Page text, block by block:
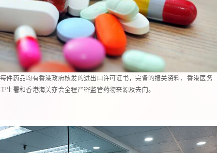
每件药品均有香港政府核发的进出口许可证书，完备的报关资料，香港医务
卫生署和香港海关亦会全程严密监管药物来源及去向。